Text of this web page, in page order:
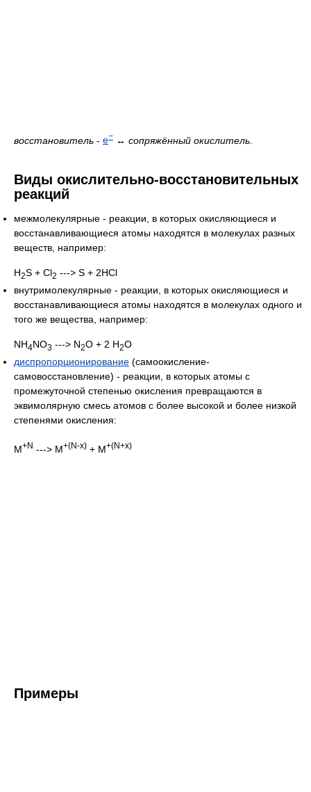
восстановитель - e− ↔ сопряжённый окислитель
Виды окислительно-восстановительных
реакций
межмолекулярные - реакции, в которых окисляющиеся и
восстанавливающиеся атомы находятся в молекулах разных
веществ, например:
Н2S + Cl2 ---> S + 2HCl
внутримолекулярные - реакции, в которых окисляющиеся и
восстанавливающиеся атомы находятся в молекулах одного и
того же вещества, например:
NH4NO3 ---> N2O + 2 H2O
диспропорционирование (самоокисление-
самовосстановление) - реакции, в которых атомы с
промежуточной степенью окисления превращаются в
эквимолярную смесь атомов с более высокой и более низкой
степенями окисления:
M+N ---> M+(N-x) + M+(N+x)
Примеры